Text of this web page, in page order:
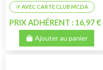
PRIX ADHÉRENT : 16,97 €
Ajouter au panier